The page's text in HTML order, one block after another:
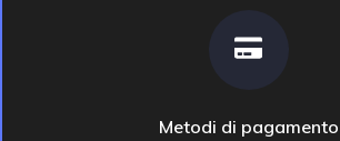
Metodi di pagamento